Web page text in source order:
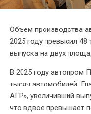
Объем производства
2025 году превысил 48
выпуска на двух
В 2025 году автопром
тысяч автомобилей.
АГР», увеличивший
что вдвое превышает